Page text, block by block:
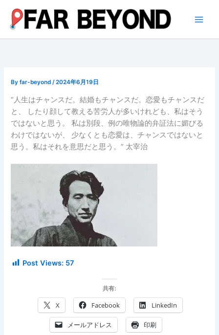
ス
Byfar-beyond/2024年6月19日
“人生はチャンスだ。結婚もチャンスだ。恋愛もチャンスだ
と、 したり顔して教える苦労人が多いけれども、私はそう
ではないと思う。 私は別段、例の唯物論的弁証法に媚びる
わけではないが、 少なくとも恋愛は、チャンスではないと
思う。私はそれを意思だと思う。” 太宰治
Post Views: 57
共有:
X Facebook LinkedIn
メールアドレス 印刷